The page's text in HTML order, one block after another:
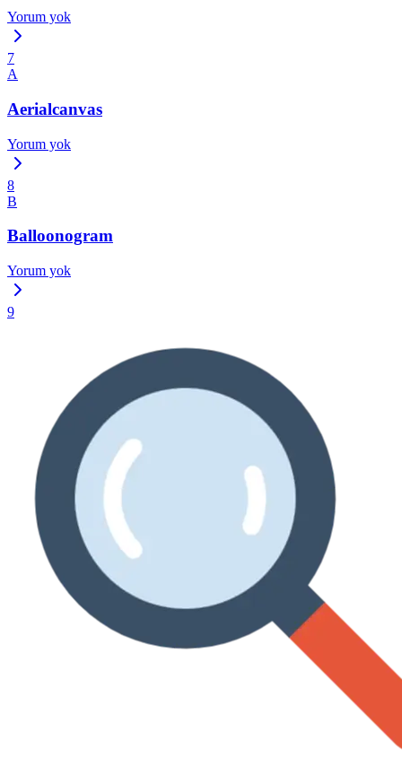
Yorum yok
7
A
Aerialcanvas
Yorum yok
8
B
Balloonogram
Yorum yok
9